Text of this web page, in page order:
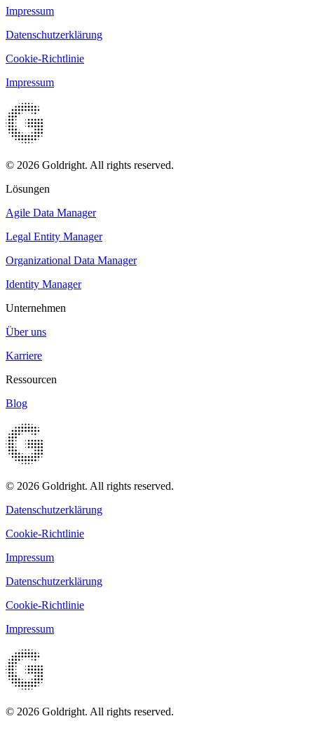
Impressum
Datenschutzerklärung
Cookie-Richtlinie
Impressum
© 2026 Goldright. All rights reserved.
Lösungen
Agile Data Manager
Legal Entity Manager
Organizational Data Manager
Identity Manager
Unternehmen
Über uns
Karriere
Ressourcen
Blog
© 2026 Goldright. All rights reserved.
Datenschutzerklärung
Cookie-Richtlinie
Impressum
Datenschutzerklärung
Cookie-Richtlinie
Impressum
© 2026 Goldright. All rights reserved.